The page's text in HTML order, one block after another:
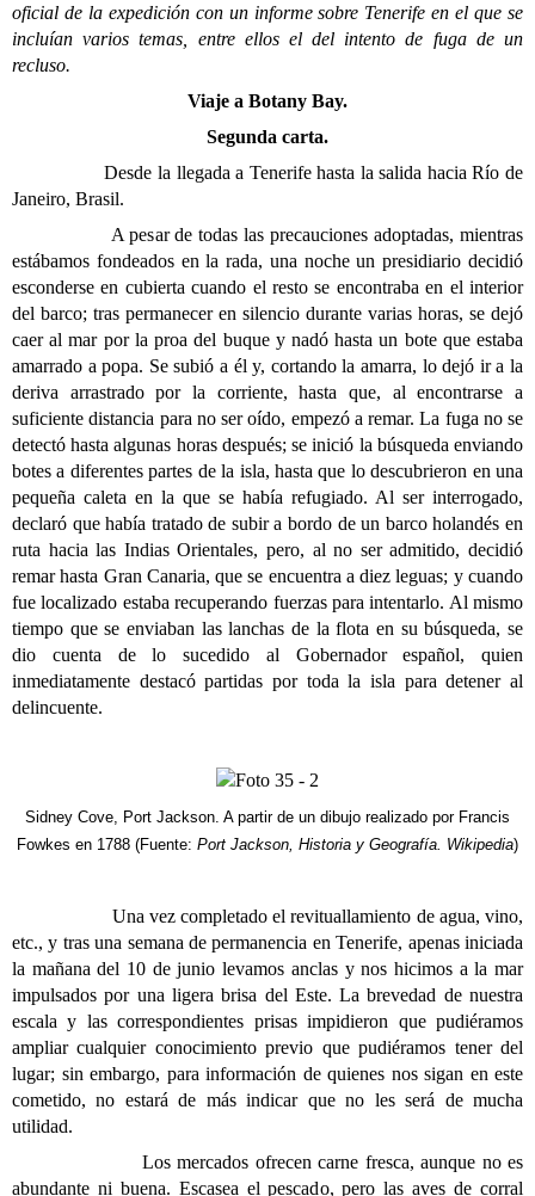
oficial de la expedición con un informe sobre Tenerife en el que se
incluían varios temas, entre ellos el del intento de fuga de un
recluso.
Viaje a Botany Bay.
Segunda carta.
Desde la llegada a Tenerife hasta la salida hacia Río de
Janeiro, Brasil.
A pesar de todas las precauciones adoptadas, mientras
estábamos fondeados en la rada, una noche un presidiario decidió
esconderse en cubierta cuando el resto se encontraba en el interior
del barco; tras permanecer en silencio durante varias horas, se dejó
caer al mar por la proa del buque y nadó hasta un bote que estaba
amarrado a popa. Se subió a él y, cortando la amarra, lo dejó ir a la
deriva arrastrado por la corriente, hasta que, al encontrarse a
suficiente distancia para no ser oído, empezó a remar. La fuga no se
detectó hasta algunas horas después; se inició la búsqueda enviando
botes a diferentes partes de la isla, hasta que lo descubrieron en una
pequeña caleta en la que se había refugiado. Al ser interrogado,
declaró que había tratado de subir a bordo de un barco holandés en
ruta hacia las Indias Orientales, pero, al no ser admitido, decidió
remar hasta Gran Canaria, que se encuentra a diez leguas; y cuando
fue localizado estaba recuperando fuerzas para intentarlo. Al mismo
tiempo que se enviaban las lanchas de la flota en su búsqueda, se
dio cuenta de lo sucedido al Gobernador español, quien
inmediatamente destacó partidas por toda la isla para detener al
delincuente.
Sidney Cove, Port Jackson. A partir de un dibujo realizado por Francis
Fowkes en 1788 (Fuente: Port Jackson, Historia y Geografía. Wikipedia)
Una vez completado el revituallamiento de agua, vino,
etc., y tras una semana de permanencia en Tenerife, apenas iniciada
la mañana del 10 de junio levamos anclas y nos hicimos a la mar
impulsados por una ligera brisa del Este. La brevedad de nuestra
escala y las correspondientes prisas impidieron que pudiéramos
ampliar cualquier conocimiento previo que pudiéramos tener del
lugar; sin embargo, para información de quienes nos sigan en este
cometido, no estará de más indicar que no les será de mucha
utilidad.
Los mercados ofrecen carne fresca, aunque no es
abundante ni buena. Escasea el pescado, pero las aves de corral